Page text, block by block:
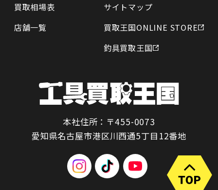
買取相場表
店舗一覧
サイトマップ
買取王国ONLINE STORE
釣具買取王国
本社住所：〒455-0073
愛知県名古屋市港区川西通5丁目12番地